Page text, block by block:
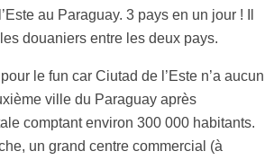
au Paraguay. 3 pays en un jour ! Il
douaniers entre les deux pays.
le fun car Ciutad de l’Este n’a aucun
ville du Paraguay après
comptant environ 300 000 habitants.
un grand centre commercial (à